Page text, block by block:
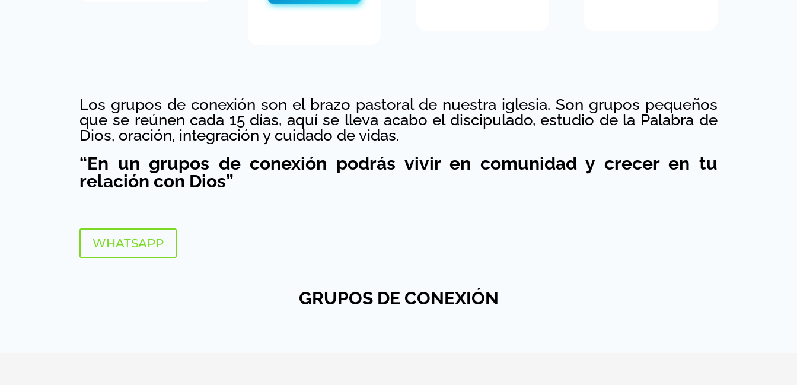
Los grupos de conexión son el brazo pastoral de nuestra iglesia. Son grupos pequeños
que se reúnen cada 15 días, aquí se lleva acabo el discipulado, estudio de la Palabra de
Dios, oración, integración y cuidado de vidas.
“En un grupos de conexión podrás vivir en comunidad y crecer en tu
relación con Dios”
WHATSAPP
GRUPOS DE CONEXIÓN